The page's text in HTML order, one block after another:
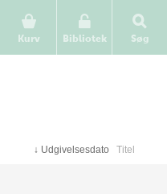
Kurv
Bibliotek Søg
↓ Udgivelsesdato Titel